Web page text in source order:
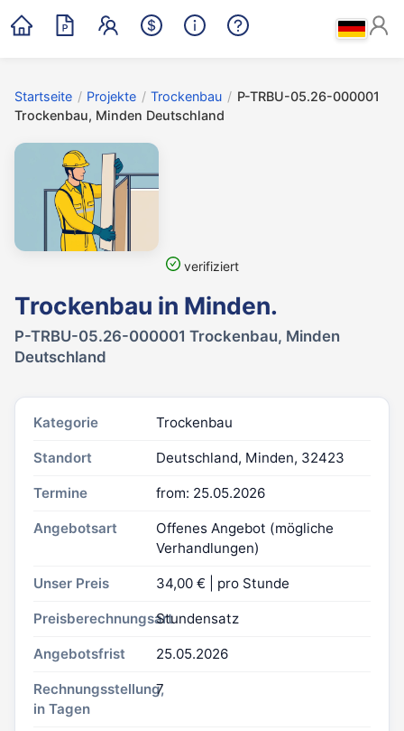
Startseite / Projekte / Trockenbau / P-TRBU-05.26-000001
Trockenbau, Minden Deutschland
verifiziert
Trockenbau in Minden.
P-TRBU-05.26-000001 Trockenbau, Minden
Deutschland
Kategorie Trockenbau
Standort Deutschland, Minden, 32423
Termine from: 25.05.2026
Angebotsart
Offenes Angebot (mögliche
Verhandlungen)
Unser Preis 34,00 € | pro Stunde
PreisberechnungsartStundensatz
Angebotsfrist 25.05.2026
Rechnungsstellung,
in Tagen
7